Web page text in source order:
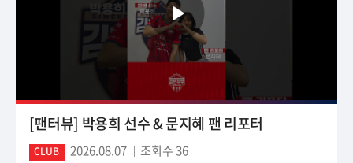
[팬터뷰] 박용희 선수 & 문지혜 팬 리포터
CLUB 2026.08.07 조회수 36